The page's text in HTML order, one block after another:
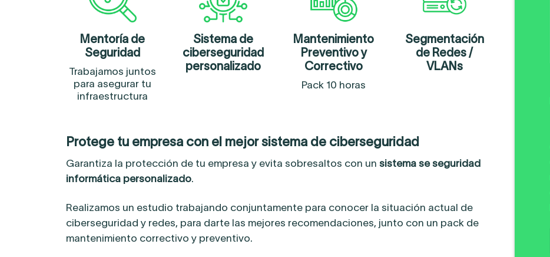
Mentoría de
Seguridad
Trabajamos juntos
para asegurar tu
infraestructura
Sistema de
ciberseguridad
personalizado
Mantenimiento
Preventivo y
Correctivo
Pack 10 horas
Segmentación
de Redes /
VLANs
Protege tu empresa con el mejor sistema de ciberseguridad
Garantiza la protección de tu empresa y evita sobresaltos con un sistema se seguridad
informática personalizado.
Realizamos un estudio trabajando conjuntamente para conocer la situación actual de
ciberseguridad y redes, para darte las mejores recomendaciones, junto con un pack de
mantenimiento correctivo y preventivo.